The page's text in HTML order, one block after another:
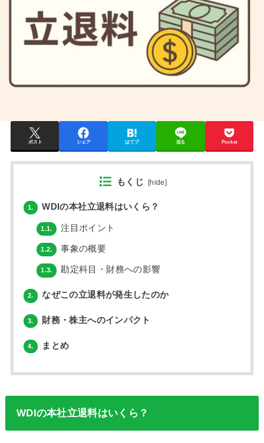
ポスト シェア はてブ 送る Pocket
もくじ [hide]
1. WDIの本社立退料はいくら？
1.1. 注目ポイント
1.2. 事象の概要
1.3. 勘定科目・財務への影響
2. なぜこの立退料が発生したのか
3. 財務・株主へのインパクト
4. まとめ
WDIの本社立退料はいくら？